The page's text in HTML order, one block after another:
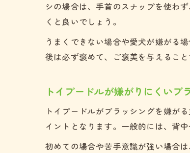
シの場合は、手首のスナップを使わ
くと良いでしょう。
うまくできない場合や愛犬が嫌がる
後は必ず褒めて、ご褒美を与えるこ
トイプードルが嫌がりにくいブ
トイプードルがブラッシングを嫌が
イントとなります。一般的には、背
初めての場合や苦手意識が強い場合